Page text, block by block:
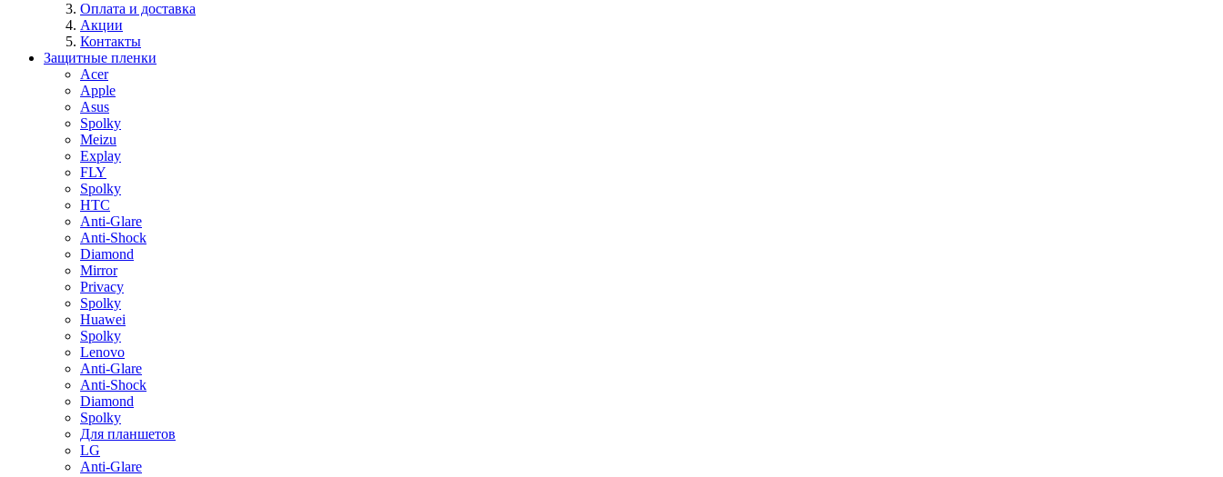
Оплата и доставка
Акции
Контакты
Защитные пленки
Acer
Apple
Asus
Spolky
Meizu
Explay
FLY
Spolky
HTC
Anti-Glare
Anti-Shock
Diamond
Mirror
Privacy
Spolky
Huawei
Spolky
Lenovo
Anti-Glare
Anti-Shock
Diamond
Spolky
Для планшетов
LG
Anti-Glare